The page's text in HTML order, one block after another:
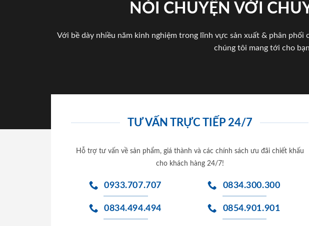
NÓI CHUYỆN VỚI
Với bề dày nhiều năm kinh nghiệm trong lĩnh vực sản xuất & phân
chúng tôi mang tới cho
TƯ VẤN TRỰC TIẾP 24/7
Hỗ trợ tư vấn về sản phẩm, giá thành và các chính sách ưu đãi chiết khấu
cho khách hàng 24/7!
0933.707.707
0834.494.494
0834.300.300
0854.901.901